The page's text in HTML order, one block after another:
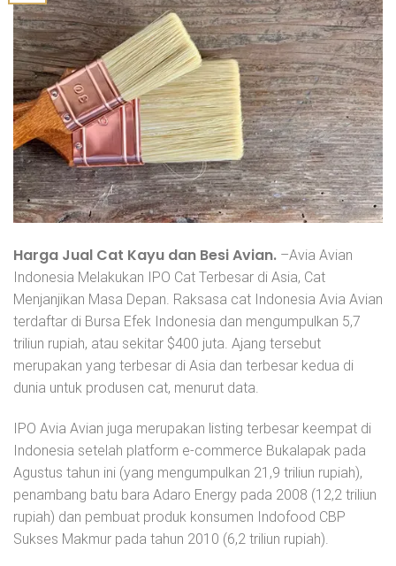
Harga Jual Cat Kayu dan Besi Avian. –Avia Avian
Indonesia Melakukan IPO Cat Terbesar di Asia, Cat
Menjanjikan Masa Depan. Raksasa cat Indonesia Avia Avian
terdaftar di Bursa Efek Indonesia dan mengumpulkan 5,7
triliun rupiah, atau sekitar $400 juta. Ajang tersebut
merupakan yang terbesar di Asia dan terbesar kedua di
dunia untuk produsen cat, menurut data.
IPO Avia Avian juga merupakan listing terbesar keempat di
Indonesia setelah platform e-commerce Bukalapak pada
Agustus tahun ini (yang mengumpulkan 21,9 triliun rupiah),
penambang batu bara Adaro Energy pada 2008 (12,2 triliun
rupiah) dan pembuat produk konsumen Indofood CBP
Sukses Makmur pada tahun 2010 (6,2 triliun rupiah).